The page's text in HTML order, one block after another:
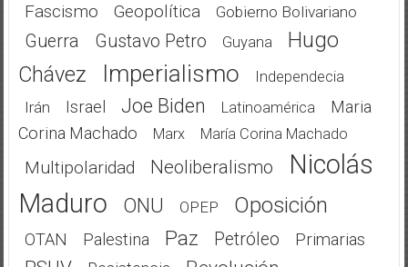
Fascismo Geopolítica Gobierno Bolivariano
Guerra Gustavo Petro Guyana
Hugo
Chávez
Imperialismo Independecia
Irán Israel Joe Biden Latinoamérica
Maria
Corina Machado
Marx María Corina Machado
Multipolaridad Neoliberalismo
Nicolás
Maduro
ONU OPEP Oposición
OTAN Palestina Paz Petróleo Primarias